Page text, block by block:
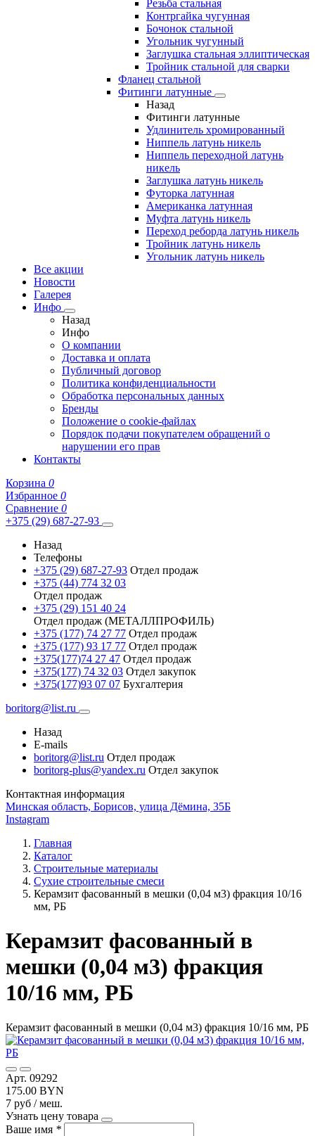
Резьба стальная
Контргайка чугунная
Бочонок стальной
Угольник чугунный
Заглушка стальная эллиптическая
Тройник стальной для сварки
Фланец стальной
Фитинги латунные
Назад
Фитинги латунные
Удлинитель хромированный
Ниппель латунь никель
Ниппель переходной латунь
никель
Заглушка латунь никель
Футорка латунная
Американка латунная
Муфта латунь никель
Переход реборда латунь никель
Тройник латунь никель
Угольник латунь никель
Все акции
Новости
Галерея
Инфо
Назад
Инфо
О компании
Доставка и оплата
Публичный договор
Политика конфиденциальности
Обработка персональных данных
Бренды
Положение о cookie-файлах
Порядок подачи покупателем обращений о
нарушении его прав
Контакты
Корзина 0
Избранное 0
Сравнение 0
+375 (29) 687-27-93
Назад
Телефоны
+375 (29) 687-27-93 Отдел продаж
+375 (44) 774 32 03
Отдел продаж
+375 (29) 151 40 24
Отдел продаж (МЕТАЛЛПРОФИЛЬ)
+375 (177) 74 27 77 Отдел продаж
+375 (177) 93 17 77 Отдел продаж
+375(177)74 27 47 Отдел продаж
+375(177) 74 32 03 Отдел закупок
+375(177)93 07 07 Бухгалтерия
boritorg@list.ru
Назад
E-mails
boritorg@list.ru Отдел продаж
boritorg-plus@yandex.ru Отдел закупок
Контактная информация
Минская область, Борисов, улица Дёмина, 35Б
Instagram
Главная
Каталог
Строительные материалы
Сухие строительные смеси
Керамзит фасованный в мешки (0,04 м3) фракция 10/16
мм, РБ
Керамзит фасованный в
мешки (0,04 м3) фракция
10/16 мм, РБ
Керамзит фасованный в мешки (0,04 м3) фракция 10/16 мм, РБ
Арт. 09292
175.00 BYN
7 руб / меш.
Узнать цену товара
Ваше имя *